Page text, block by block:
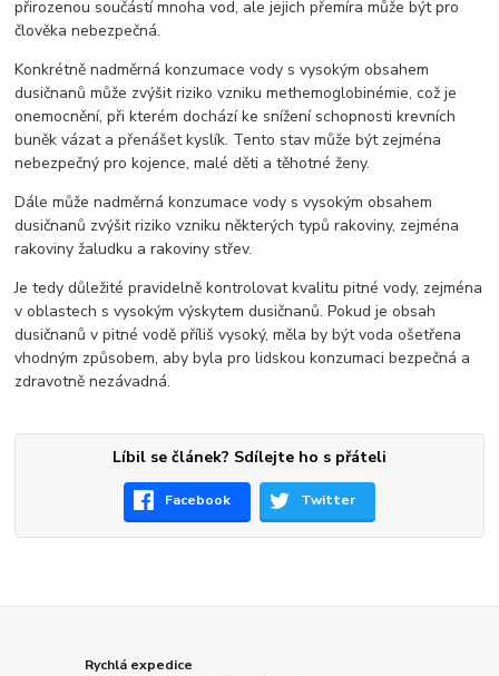
přirozenou součástí mnoha vod, ale jejich přemíra může být pro
člověka nebezpečná.
Konkrétně nadměrná konzumace vody s vysokým obsahem
dusičnanů může zvýšit riziko vzniku methemoglobinémie, což je
onemocnění, při kterém dochází ke snížení schopnosti krevních
buněk vázat a přenášet kyslík. Tento stav může být zejména
nebezpečný pro kojence, malé děti a těhotné ženy.
Dále může nadměrná konzumace vody s vysokým obsahem
dusičnanů zvýšit riziko vzniku některých typů rakoviny, zejména
rakoviny žaludku a rakoviny střev.
Je tedy důležité pravidelně kontrolovat kvalitu pitné vody, zejména
v oblastech s vysokým výskytem dusičnanů. Pokud je obsah
dusičnanů v pitné vodě příliš vysoký, měla by být voda ošetřena
vhodným způsobem, aby byla pro lidskou konzumaci bezpečná a
zdravotně nezávadná.
Líbil se článek? Sdílejte ho s přáteli
Facebook Twitter
Rychlá expedice